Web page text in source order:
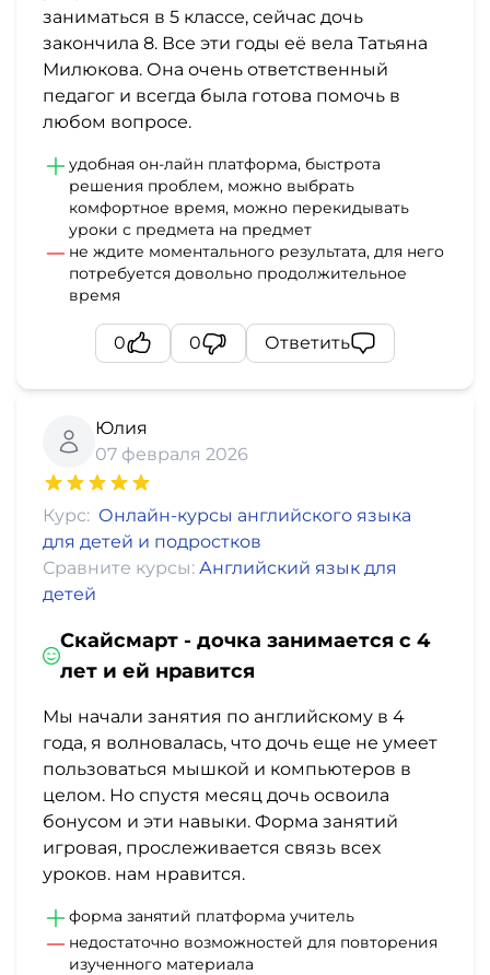
заниматься в 5 классе, сейчас дочь
закончила 8. Все эти годы её вела Татьяна
Милюкова. Она очень ответственный
педагог и всегда была готова помочь в
любом вопросе.
удобная он-лайн платформа, быстрота
решения проблем, можно выбрать
комфортное время, можно перекидывать
уроки с предмета на предмет
не ждите моментального результата, для него
потребуется довольно продолжительное
время
0 0 Ответить
Юлия
07 февраля 2026
Курс: Онлайн-курсы английского языка
для детей и подростков
Сравните курсы: Английский язык для
детей
Скайсмарт - дочка занимается с 4
лет и ей нравится
Мы начали занятия по английскому в 4
года, я волновалась, что дочь еще не умеет
пользоваться мышкой и компьютеров в
целом. Но спустя месяц дочь освоила
бонусом и эти навыки. Форма занятий
игровая, прослеживается связь всех
уроков. нам нравится.
форма занятий платформа учитель
недостаточно возможностей для повторения
изученного материала